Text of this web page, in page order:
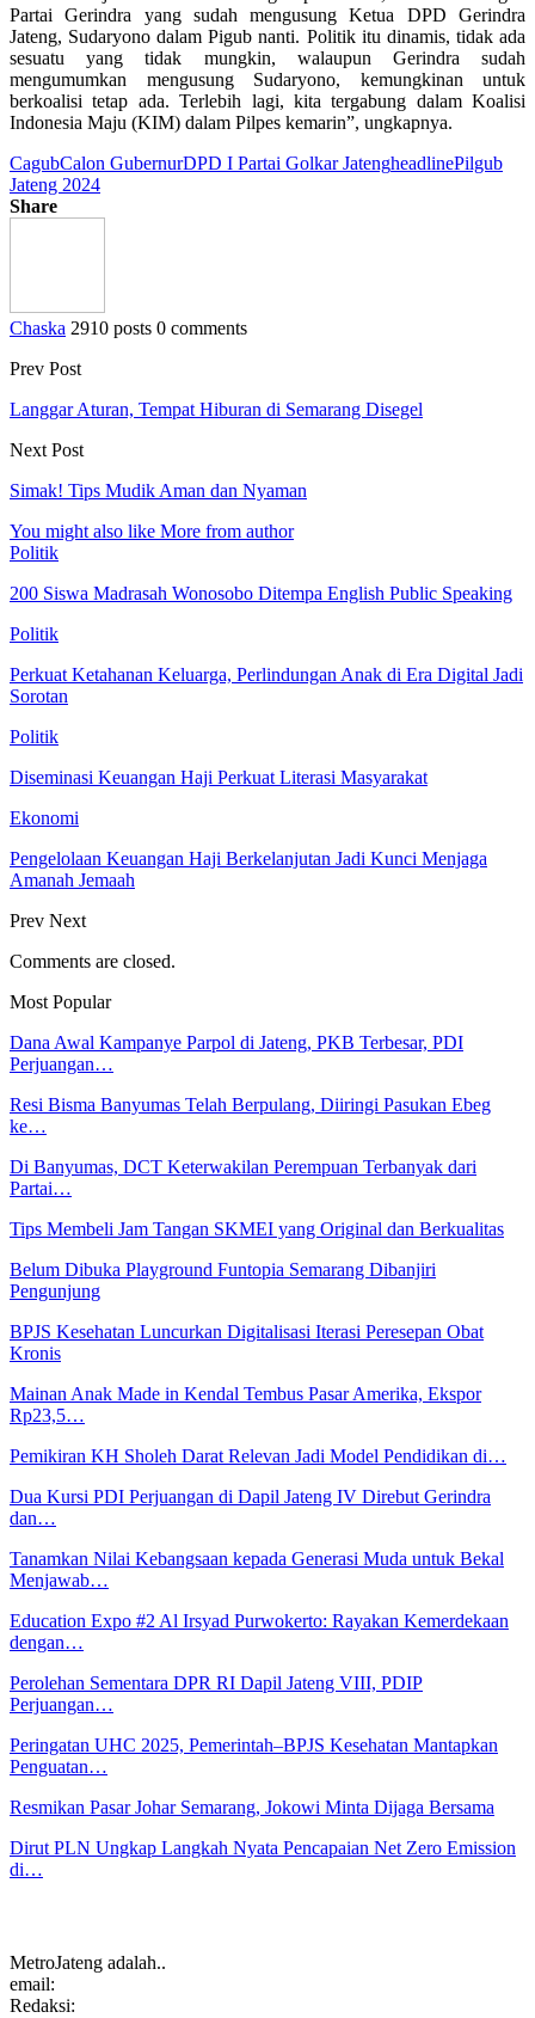
Partai Gerindra yang sudah mengusung Ketua DPD Gerindra
Jateng, Sudaryono dalam Pigub nanti. Politik itu dinamis, tidak ada
sesuatu yang tidak mungkin, walaupun Gerindra sudah
mengumumkan mengusung Sudaryono, kemungkinan untuk
berkoalisi tetap ada. Terlebih lagi, kita tergabung dalam Koalisi
Indonesia Maju (KIM) dalam Pilpes kemarin”, ungkapnya.
CagubCalon GubernurDPD I Partai Golkar JatengheadlinePilgub
Jateng 2024
Share
Chaska 2910 posts 0 comments
Prev Post
Langgar Aturan, Tempat Hiburan di Semarang Disegel
Next Post
Simak! Tips Mudik Aman dan Nyaman
You might also like More from author
Politik
200 Siswa Madrasah Wonosobo Ditempa English Public Speaking
Politik
Perkuat Ketahanan Keluarga, Perlindungan Anak di Era Digital Jadi
Sorotan
Politik
Diseminasi Keuangan Haji Perkuat Literasi Masyarakat
Ekonomi
Pengelolaan Keuangan Haji Berkelanjutan Jadi Kunci Menjaga
Amanah Jemaah
Prev Next
Comments are closed.
Most Popular
Dana Awal Kampanye Parpol di Jateng, PKB Terbesar, PDI
Perjuangan…
Resi Bisma Banyumas Telah Berpulang, Diiringi Pasukan Ebeg
ke…
Di Banyumas, DCT Keterwakilan Perempuan Terbanyak dari
Partai…
Tips Membeli Jam Tangan SKMEI yang Original dan Berkualitas
Belum Dibuka Playground Funtopia Semarang Dibanjiri
Pengunjung
BPJS Kesehatan Luncurkan Digitalisasi Iterasi Peresepan Obat
Kronis
Mainan Anak Made in Kendal Tembus Pasar Amerika, Ekspor
Rp23,5…
Pemikiran KH Sholeh Darat Relevan Jadi Model Pendidikan di…
Dua Kursi PDI Perjuangan di Dapil Jateng IV Direbut Gerindra
dan…
Tanamkan Nilai Kebangsaan kepada Generasi Muda untuk Bekal
Menjawab…
Education Expo #2 Al Irsyad Purwokerto: Rayakan Kemerdekaan
dengan…
Perolehan Sementara DPR RI Dapil Jateng VIII, PDIP
Perjuangan…
Peringatan UHC 2025, Pemerintah–BPJS Kesehatan Mantapkan
Penguatan…
Resmikan Pasar Johar Semarang, Jokowi Minta Dijaga Bersama
Dirut PLN Ungkap Langkah Nyata Pencapaian Net Zero Emission
di…
MetroJateng adalah..
email:
Redaksi: